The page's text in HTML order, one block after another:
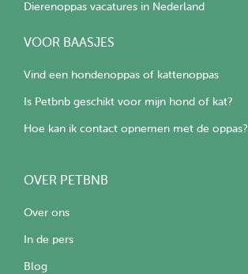
Dierenoppas vacatures in Nederland
VOOR BAASJES
Vind een hondenoppas of kattenoppas
Is Petbnb geschikt voor mijn hond of kat?
Hoe kan ik contact opnemen met de oppas?
OVER PETBNB
Over ons
In de pers
Blog